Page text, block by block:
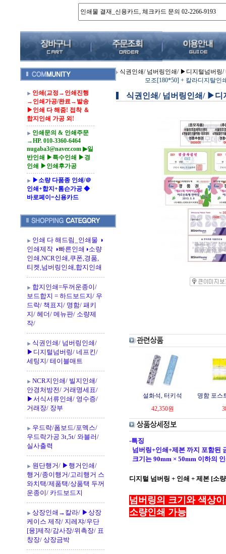
인쇄(교정→인쇄진행
→인쇄가공/완료→발송
▶인쇄 다 해줌! 접착 ＆
합지인쇄 가공 외!
인쇄문의 & 인쇄주문
→HP. 010-3360-6464
nugaba3@naver.com ▶일
반인쇄 ▶특수인쇄 ▶경
인쇄 ▶인쇄후가공
▶소량 다품종 인쇄/＠
인쇄+합지+톰슨가공 ◆
바로페이=신용카드
인쇄 다 해드림_인쇄물 ◑
인쇄제작 ◑빠른인쇄◑소량
인쇄,NCR인쇄,쿠폰,경품,
티켓,넘버링인쇄,합지인쇄
합지인쇄=두꺼운종이/
보드합지 = 하드보드지/ 우
드락/ 책표지/ 명함/ 패키
지/ 헤더/ 메뉴판/ 소량제
작/
식권인쇄/ 넘버링인쇄/
▶디지털넘버링/ 네프킨/
세팅지/ 테이블매트
NCR지인쇄/ 빌지인쇄/
안경처방전/ 거래명세표/
▶서식서류인쇄/ 영수증/
거래장/ 장부
우드락/폼보드/포멕스/
우드락가공 3t,5t/ 와블러/
실사출력
원단행거/ ▶행거인쇄/
행거/종이행거/고리행거 스
와치택/제품택/상품택 두꺼
운종이/ 카드보드지
상장인쇄→칼라/ ▶상장
케이스 제작/ 지레쟈/우단
[융]제작/감사장/위촉장/ 표
창장/ 상장금박
식권인쇄/ 넘버링인쇄/ ▶디지털넘버링/
모조[180*50] + 칼라디지탈
식권인쇄/ 넘버링인쇄/ ▶디
설화석, 터키석
명함 포스
42,350원
-특징
넘버링+인쇄+제본 까지 포함된
크기는 90mm × 50mm 이하의
디지털 넘버링 + 인쇄 + 제본 [소
넘버링의 크기와 색상
소량인쇄 가능